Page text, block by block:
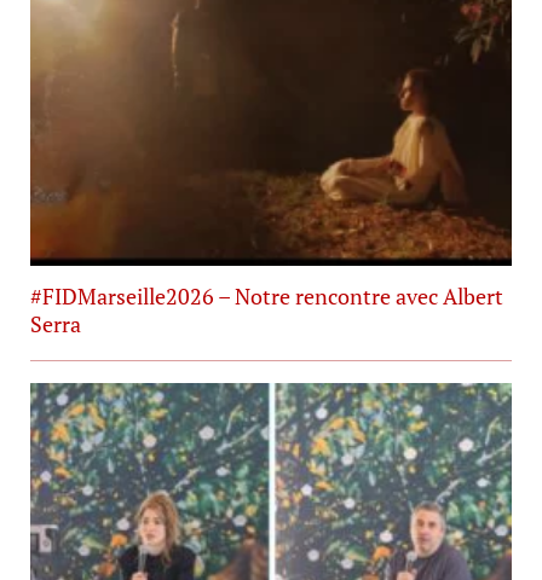
#FIDMarseille2026 – Notre rencontre avec Albert
Serra